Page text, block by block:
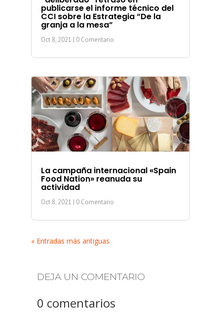
publicarse el informe técnico del
CCI sobre la Estrategia “De la
granja a la mesa”
Oct 8, 2021 | 0 Comentario
La campaña internacional «Spain
Food Nation» reanuda su
actividad
Oct 8, 2021 | 0 Comentario
« Entradas más antiguas
DEJA UN COMENTARIO
0 comentarios